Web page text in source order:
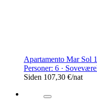
Apartamento Mar Sol
Personer: 6 ·
Siden 107,30 €/nat